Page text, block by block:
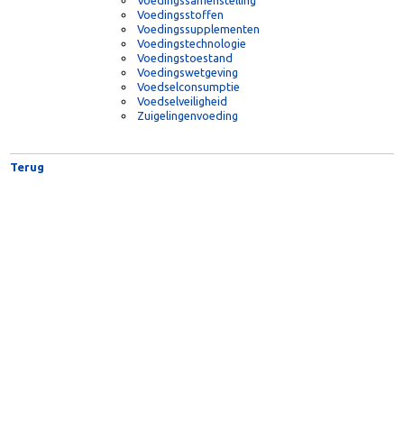
Verstandelijk gehandicaptenzorg
Voeding
Voeding en leefstijl
Voedingsaanbevelingen
Voedingsingrediënten
Voedingsonderzoek
Voedingssamenstelling
Voedingsstoffen
Voedingstechnologie